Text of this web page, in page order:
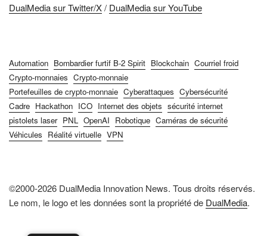
DualMedia sur Twitter/X/ DualMedia sur YouTube
Automation Bombardier furtif B-2 Spirit Blockchain Courriel froid
Crypto-monnaies Crypto-monnaie
Portefeuilles de crypto-monnaie Cyberattaques Cybersécurité
Cadre Hackathon ICO Internet des objets sécurité internet
pistolets laser PNL OpenAI Robotique Caméras de sécurité
Véhicules Réalité virtuelle VPN
©2000-2026 DualMedia Innovation News. Tous droits réservés.
Le nom, le logo et les données sont la propriété de DualMedia.